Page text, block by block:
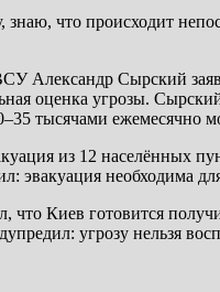
знаю, что происходит
Александр Сырский
оценка угрозы.
тысячами
из 12
эвакуация необходима
Киев готовится
угрозу нельзя